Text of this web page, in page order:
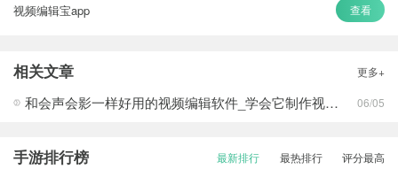
视频编辑宝app 查看
相关文章 更多+
和会声会影一样好用的视频编辑软件_学会它制作视频不求人 06/05
手游排行榜 最新排行 最热排行 评分最高